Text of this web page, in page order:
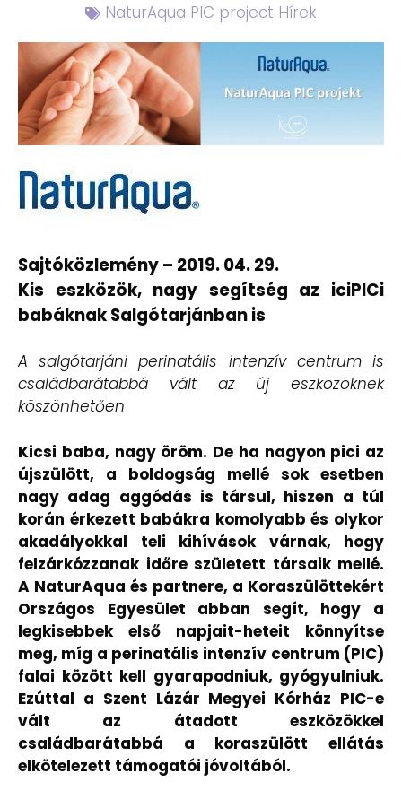
NaturAqua PIC project Hírek
Sajtóközlemény – 2019. 04. 29.
Kis eszközök, nagy segítség az iciPICi
babáknak Salgótarjánban is
A salgótarjáni perinatális intenzív centrum is
családbarátabbá vált az új eszközöknek
köszönhetően
Kicsi baba, nagy öröm. De ha nagyon pici az
újszülött, a boldogság mellé sok esetben
nagy adag aggódás is társul, hiszen a túl
korán érkezett babákra komolyabb és olykor
akadályokkal teli kihívások várnak, hogy
felzárkózzanak időre született társaik mellé.
A NaturAqua és partnere, a Koraszülöttekért
Országos Egyesület abban segít, hogy a
legkisebbek első napjait-heteit könnyítse
meg, míg a perinatális intenzív centrum (PIC)
falai között kell gyarapodniuk, gyógyulniuk.
Ezúttal a Szent Lázár Megyei Kórház PIC-e
vált az átadott eszközökkel
családbarátabbá a koraszülött ellátás
elkötelezett támogatói jóvoltából.